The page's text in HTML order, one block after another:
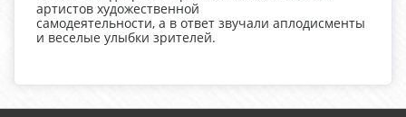
артистов художественной
самодеятельности, а в ответ звучали аплодисменты
и веселые улыбки зрителей.